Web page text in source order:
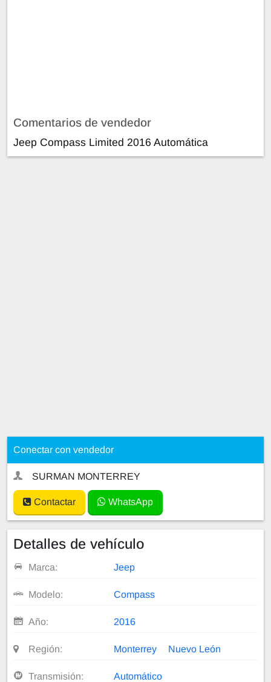
Comentarios de vendedor
Jeep Compass Limited 2016 Automática
Conectar con vendedor
SURMAN MONTERREY
Contactar WhatsApp
Detalles de vehículo
Marca: Jeep
Modelo: Compass
Año: 2016
Región: Monterrey Nuevo León
Transmisión: Automático